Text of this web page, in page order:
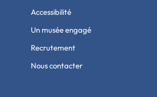
Accessibilité
Un musée engagé
Recrutement
Nous contacter